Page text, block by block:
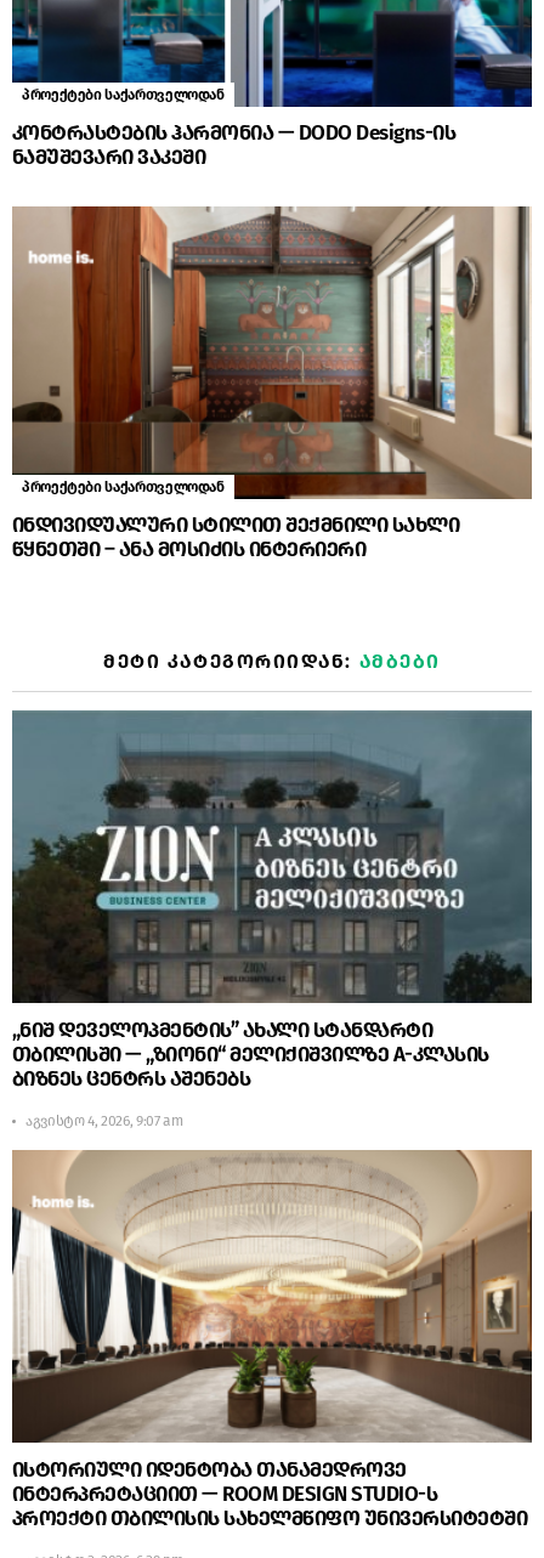
პროექტები საქართველოდან
კონტრასტების ჰარმონია — DODO Designs-ის
ნამუშევარი ვაკეში
პროექტები საქართველოდან
ინდივიდუალური სტილით შექმნილი სახლი
წყნეთში – ანა მოსიძის ინტერიერი
ᲛᲔᲢᲘ ᲙᲐᲢᲔᲒᲝᲠᲘᲘᲓᲐᲜ: ᲐᲛᲑᲔᲑᲘ
„ნიშ დეველოპმენტის” ახალი სტანდარტი
თბილისში — „ზიონი“ მელიქიშვილზე A-კლასის
ბიზნეს ცენტრს აშენებს
აგვისტო 4, 2026, 9:07 am
ისტორიული იდენტობა თანამედროვე
ინტერპრეტაციით — ROOM DESIGN STUDIO-ს
პროექტი თბილისის სახელმწიფო უნივერსიტეტში